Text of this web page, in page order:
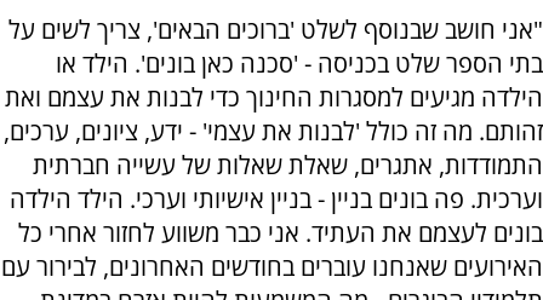
"אני חושב שבנוסף לשלט 'ברוכים הבאים', צריך לשים על
בתי הספר שלט בכניסה - 'סכנה כאן בונים'. הילד או
הילדה מגיעים למסגרות החינוך כדי לבנות את עצמם ואת
זהותם. מה זה כולל 'לבנות את עצמי' - ידע, ציונים, ערכים,
התמודדות, אתגרים, שאלת שאלות של עשייה חברתית
וערכית. פה בונים בניין - בניין אישיותי וערכי. הילד הילדה
בונים לעצמם את העתיד. אני כבר משווע לחזור אחרי כל
האירועים שאנחנו עוברים בחודשים האחרונים, לבירור עם